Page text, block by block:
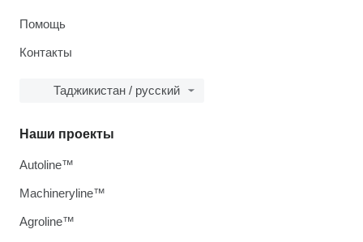
Помощь
Контакты
Таджикистан / русский
Наши проекты
Autoline™
Machineryline™
Agroline™